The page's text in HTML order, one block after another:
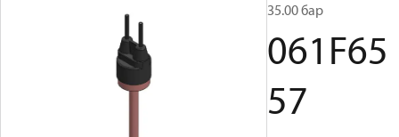
35.00 бар
061F65
57